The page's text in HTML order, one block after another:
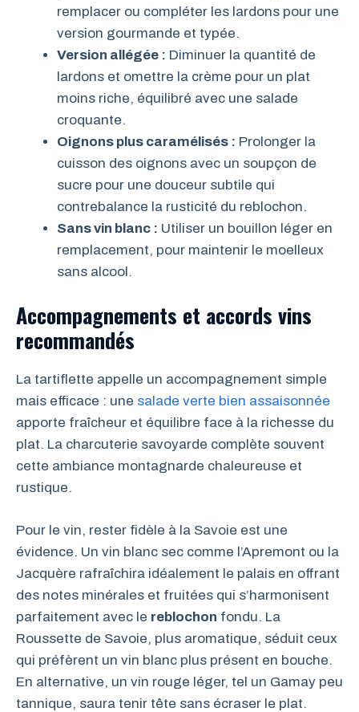
remplacer ou compléter les lardons pour une
version gourmande et typée.
Version allégée : Diminuer la quantité de
lardons et omettre la crème pour un plat
moins riche, équilibré avec une salade
croquante.
Oignons plus caramélisés : Prolonger la
cuisson des oignons avec un soupçon de
sucre pour une douceur subtile qui
contrebalance la rusticité du reblochon.
Sans vin blanc : Utiliser un bouillon léger en
remplacement, pour maintenir le moelleux
sans alcool.
Accompagnements et accords vins
recommandés
La tartiflette appelle un accompagnement simple
mais efficace : une salade verte bien assaisonnée
apporte fraîcheur et équilibre face à la richesse du
plat. La charcuterie savoyarde complète souvent
cette ambiance montagnarde chaleureuse et
rustique.
Pour le vin, rester fidèle à la Savoie est une
évidence. Un vin blanc sec comme l’Apremont ou la
Jacquère rafraîchira idéalement le palais en offrant
des notes minérales et fruitées qui s’harmonisent
parfaitement avec le reblochon fondu. La
Roussette de Savoie, plus aromatique, séduit ceux
qui préfèrent un vin blanc plus présent en bouche.
En alternative, un vin rouge léger, tel un Gamay peu
tannique, saura tenir tête sans écraser le plat.